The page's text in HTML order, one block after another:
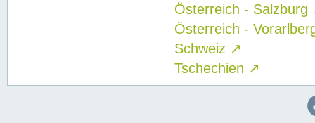
Österreich - Salzburg
Österreich -
Schweiz ↗
Tschechien ↗